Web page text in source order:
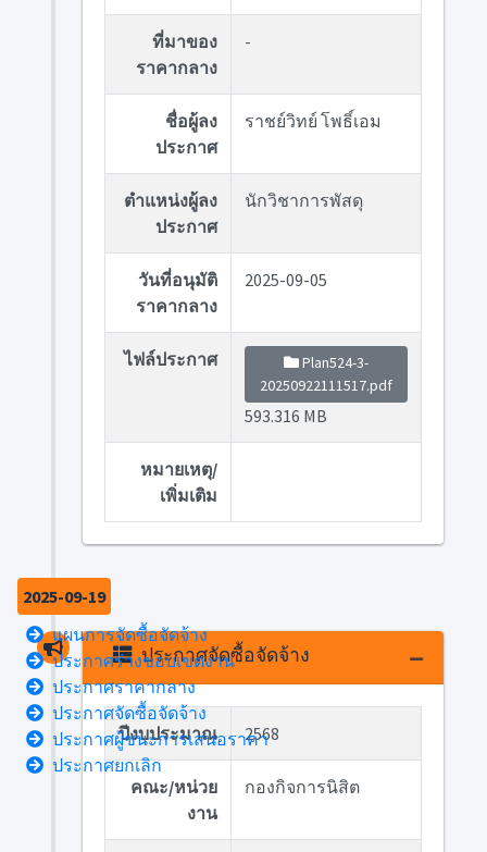
ที่มาของ
ราคากลาง
-
ชื่อผู้ลง
ประกาศ
ราชย์วิทย์ โพธิ์เอม
ตำแหน่งผู้ลง
ประกาศ
นักวิชาการพัสดุ
วันที่อนุมัติ
ราคากลาง
2025-09-05
ไฟล์ประกาศ
Plan524-3-
20250922111517.pdf
593.316 MB
หมายเหตุ/
เพิ่มเติม
2025-09-19
ประกาศจัดซื้อจัดจ้าง
ปีงบประมาณ 2568
คณะ/หน่วย
งาน
กองกิจการนิสิต
แผนการจัดซื้อจัดจ้าง
ประกาศร่างขอบเขตงาน
ประกาศราคากลาง
ประกาศจัดซื้อจัดจ้าง
ประกาศผู้ชนะการเสนอราคา
ประกาศยกเลิก